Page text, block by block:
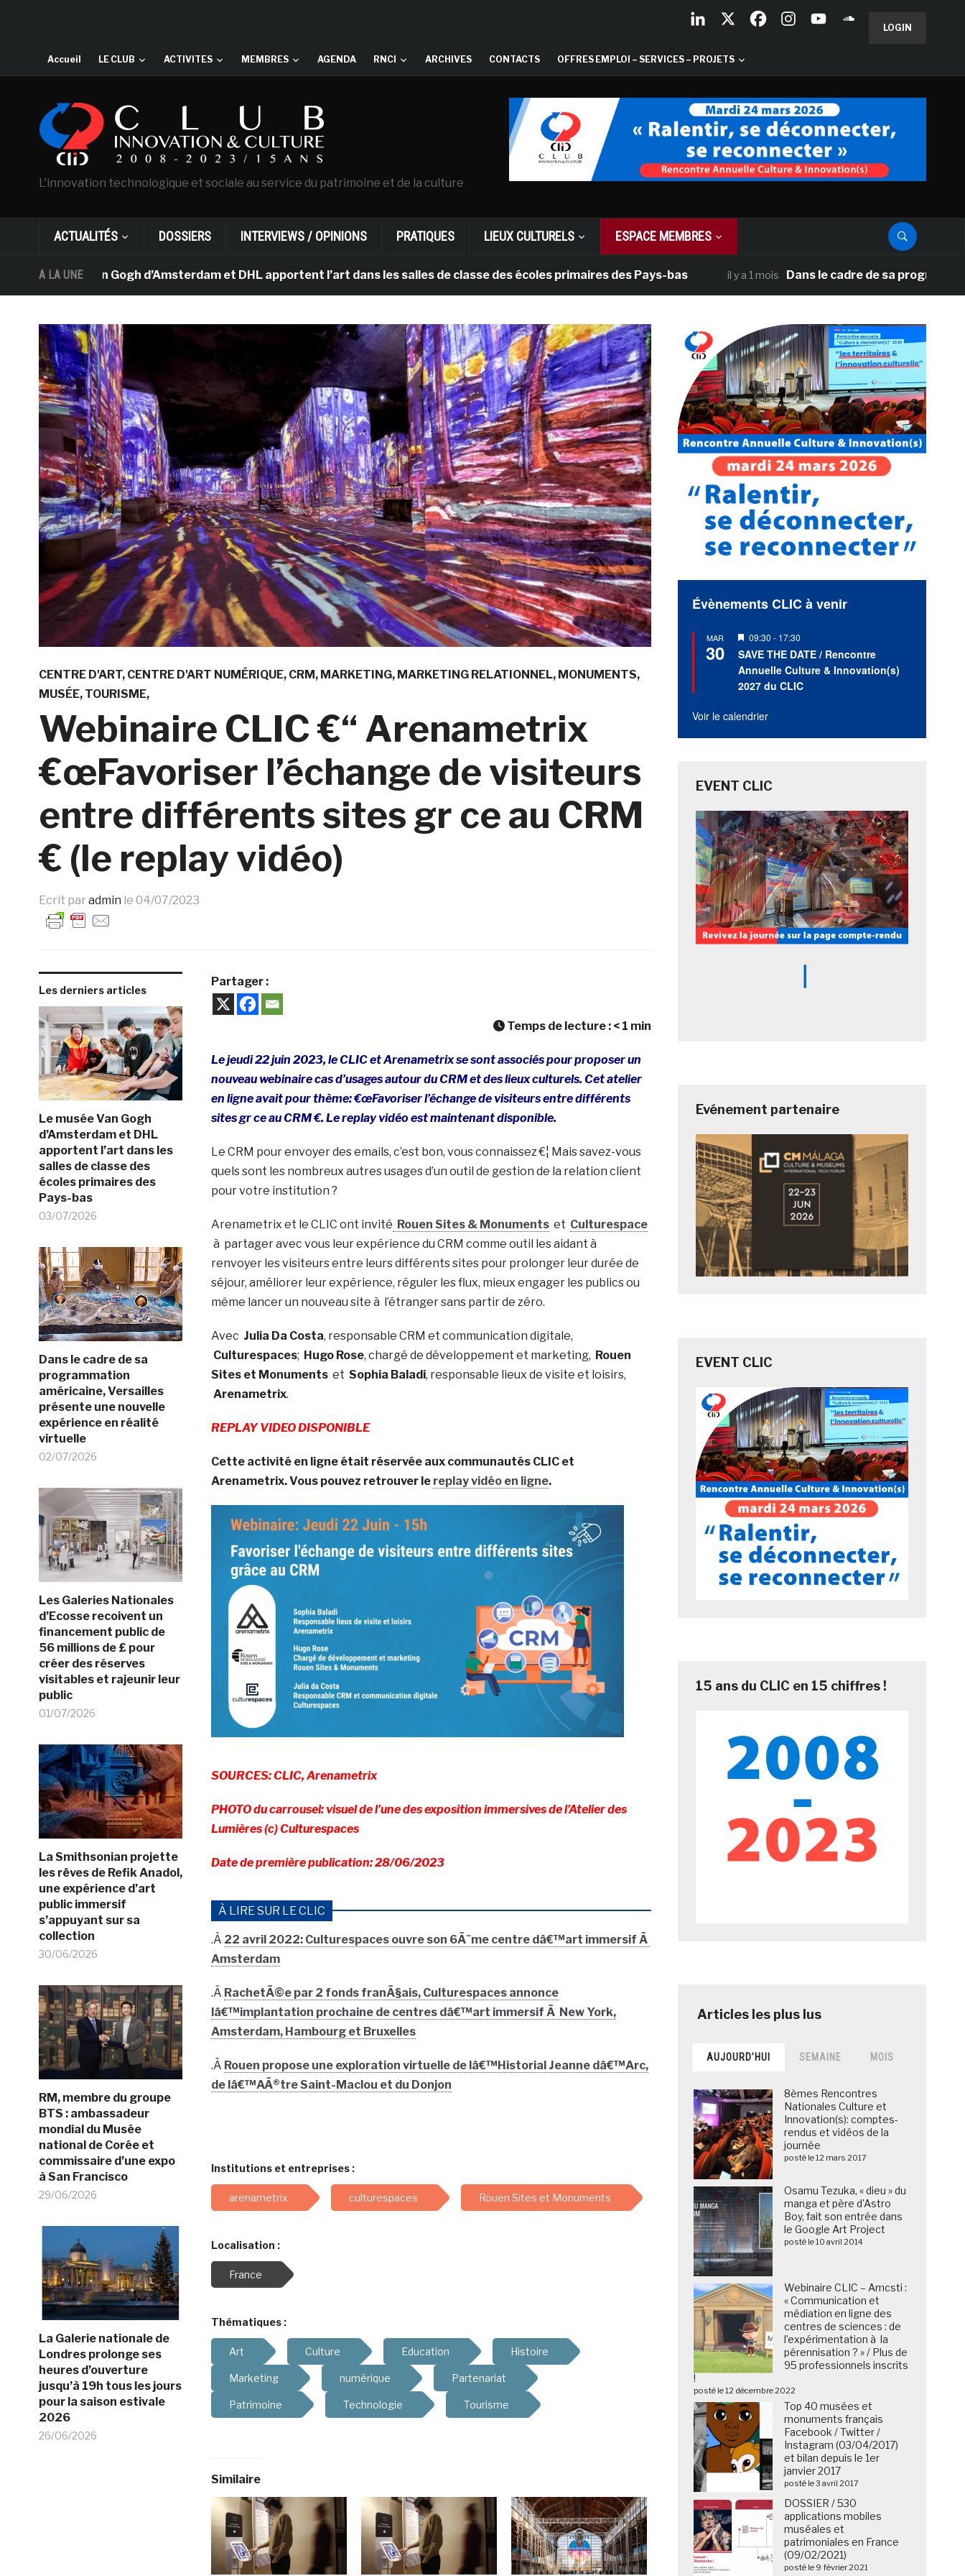
LOGIN
Accueil LE CLUB ACTIVITES MEMBRES AGENDA RNCI ARCHIVES CONTACTS OFFRES EMPLOI – SERVICES – PROJETS
L'innovation technologique et sociale au service du patrimoine et de la culture
ACTUALITÉS DOSSIERS INTERVIEWS / OPINIONS PRATIQUES LIEUX CULTURELS ESPACE MEMBRES
A LA UNE
Van Gogh d’Amsterdam et DHL apportent l’art dans les salles de classe des écoles primaires des Pays-bas il y a 1 mois Dans le cadre de sa programmation
CENTRE D'ART CENTRE D'ART NUMÉRIQUE CRM MARKETING MARKETING RELATIONNEL MONUMENTS
MUSÉE TOURISME
Webinaire CLIC €“ Arenametrix
€œFavoriser l’échange de visiteurs
entre différents sites gr ce au CRM
€ (le replay vidéo)
Ecrit par admin le 04/07/2023
Les derniers articles
Le musée Van Gogh
d’Amsterdam et DHL
apportent l’art dans les
salles de classe des
écoles primaires des
Pays-bas
03/07/2026
Dans le cadre de sa
programmation
américaine, Versailles
présente une nouvelle
expérience en réalité
virtuelle
02/07/2026
Les Galeries Nationales
d’Ecosse recoivent un
financement public de
56 millions de £ pour
créer des réserves
visitables et rajeunir leur
public
01/07/2026
La Smithsonian projette
les rêves de Refik Anadol,
une expérience d’art
public immersif
s’appuyant sur sa
collection
30/06/2026
RM, membre du groupe
BTS : ambassadeur
mondial du Musée
national de Corée et
commissaire d’une expo
à San Francisco
29/06/2026
La Galerie nationale de
Londres prolonge ses
heures d’ouverture
jusqu’à 19h tous les jours
pour la saison estivale
2026
26/06/2026
Partager :
Temps de lecture : < 1 min
Le jeudi 22 juin 2023, le CLIC et Arenametrix se sont associés pour proposer un
nouveau webinaire cas d’usages autour du CRM et des lieux culturels. Cet atelier
en ligne avait pour thème: €œFavoriser l’échange de visiteurs entre différents
sites gr ce au CRM €. Le replay vidéo estmaintenantdisponible.
Le CRM pour envoyer des emails, c’est bon, vous connaissez €¦ Mais savez-vous
quels sont les nombreux autres usages d’un outil de gestion de la relation client
pour votre institution ?
Arenametrix et le CLIC ont invité Rouen Sites & Monumentset Culturespace
à partager avec vous leur expérience du CRM comme outil les aidant à
renvoyer les visiteurs entre leurs différents sites pour prolonger leur durée de
séjour, améliorer leur expérience, réguler les flux, mieux engager les publics ou
même lancer un nouveau site à l’étranger sans partir de zéro.
Avec Julia Da Costa, responsable CRM et communication digitale,
Culturespaces; Hugo Rose, chargé de développement et marketing, Rouen
Sites et Monumentset Sophia Baladi, responsable lieux de visite et loisirs,
Arenametrix.
REPLAY VIDEO DISPONIBLE
Cette activité en ligne était réservée aux communautés CLIC et
Arenametrix. Vous pouvez retrouver le replay vidéo en ligne.
SOURCES: CLIC, Arenametrix
PHOTO du carrousel: visuel de l’une des exposition immersives de l’Atelier des
Lumières (c) Culturespaces
Date de première publication: 28/06/2023
À LIRE SUR LE CLIC
.Â 22 avril 2022: Culturespaces ouvre son 6Ã¨me centre dâ€™art immersif Ã
Amsterdam
.Â RachetÃ©e par 2 fonds franÃ§ais, Culturespaces annonce
lâ€™implantation prochaine de centres dâ€™art immersif Ã New York,
Amsterdam, Hambourg et Bruxelles
.Â Rouen propose une exploration virtuelle de lâ€™Historial Jeanne dâ€™Arc,
de lâ€™AÃ®tre Saint-Maclou et du Donjon
Institutions et entreprises :
arenametrix culturespaces Rouen Sites et Monuments
Localisation :
France
Thématiques :
Art Culture Education Histoire
Marketing numérique Partenariat
Patrimoine Technologie Tourisme
Similaire
Évènements CLIC à venir
MAR
30
Mis
en
avant
09:30 - 17:30
SAVE THE DATE / Rencontre
Annuelle Culture & Innovation(s)
2027 du CLIC
Voir le calendrier
EVENT CLIC
Evénement partenaire
EVENT CLIC
15 ans du CLIC en 15 chiffres !
AUJOURD’HUI SEMAINE MOIS
8èmes Rencontres
Nationales Culture et
Innovation(s): comptes-
rendus et vidéos de la
journée
posté le 12 mars 2017
Osamu Tezuka, « dieu » du
manga et père d’Astro
Boy, fait son entrée dans
le Google Art Project
posté le 10 avril 2014
Webinaire CLIC – Amcsti :
« Communication et
médiation en ligne des
centres de sciences : de
l’expérimentation à la
pérennisation ? » / Plus de
95 professionnels inscrits
!
posté le 12 décembre 2022
Top 40 musées et
monuments français
Facebook / Twitter /
Instagram (03/04/2017)
et bilan depuis le 1er
janvier 2017
posté le 3 avril 2017
DOSSIER / 530
applications mobiles
muséales et
patrimoniales en France
(09/02/2021)
posté le 9 février 2021